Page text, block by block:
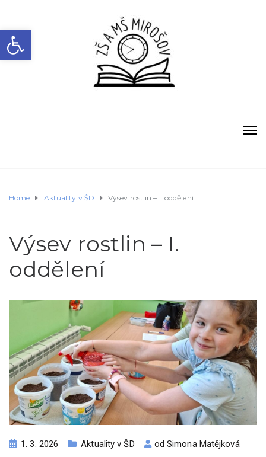
Open toolbar
Home Aktuality v ŠD Výsev rostlin – I. oddělení
Výsev rostlin – I.
oddělení
1. 3. 2026 Aktuality v ŠD odSimona Matějková